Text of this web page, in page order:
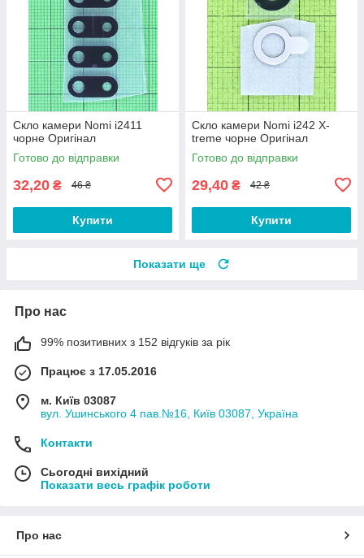
Скло камери Nomi i2411
чорне Оригінал
Готово до відправки
32,20 ₴ 46 ₴
Купити
Скло камери Nomi i242 X-
treme чорне Оригінал
Готово до відправки
29,40 ₴ 42 ₴
Купити
Показати ще
Про нас
99% позитивних з 152 відгуків за рік
Працює з 17.05.2016
м. Київ 03087
вул. Ушинського 4 пав.№16, Київ 03087, Україна
Контакти
Сьогодні вихідний
Показати весь графік роботи
Про нас